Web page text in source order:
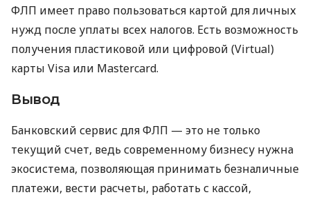
ФЛП имеет право пользоваться картой для личных
нужд после уплаты всех налогов. Есть возможность
получения пластиковой или цифровой (Virtual)
карты Visa или Mastercard.
Вывод
Банковский сервис для ФЛП — это не только
текущий счет, ведь современному бизнесу нужна
экосистема, позволяющая принимать безналичные
платежи, вести расчеты, работать с кассой,